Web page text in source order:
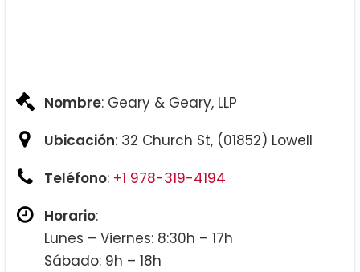
Nombre: Geary & Geary, LLP
Ubicación: 32 Church St, (01852) Lowell
Teléfono: +1 978-319-4194
Horario:
Lunes – Viernes: 8:30h – 17h
Sábado: 9h – 18h